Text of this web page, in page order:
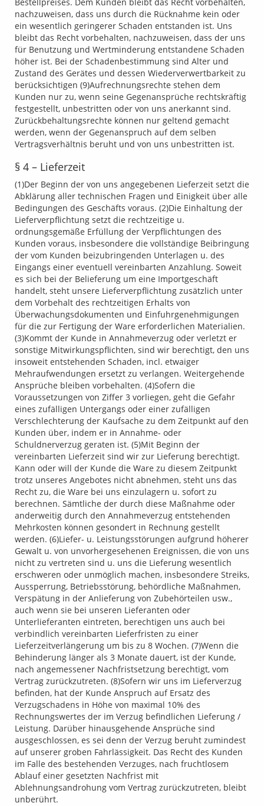
Bestellpreises. Dem Kunden bleibt das Recht vorbehalten,
nachzuweisen, dass uns durch die Rücknahme kein oder
ein wesentlich geringerer Schaden entstanden ist. Uns
bleibt das Recht vorbehalten, nachzuweisen, dass der uns
für Benutzung und Wertminderung entstandene Schaden
höher ist. Bei der Schadenbestimmung sind Alter und
Zustand des Gerätes und dessen Wiederverwertbarkeit zu
berücksichtigen (9)Aufrechnungsrechte stehen dem
Kunden nur zu, wenn seine Gegenansprüche rechtskräftig
festgestellt, unbestritten oder von uns anerkannt sind.
Zurückbehaltungsrechte können nur geltend gemacht
werden, wenn der Gegenanspruch auf dem selben
Vertragsverhältnis beruht und von uns unbestritten ist.
§ 4 – Lieferzeit
(1)Der Beginn der von uns angegebenen Lieferzeit setzt die
Abklärung aller technischen Fragen und Einigkeit über alle
Bedingungen des Geschäfts voraus. (2)Die Einhaltung der
Lieferverpflichtung setzt die rechtzeitige u.
ordnungsgemäße Erfüllung der Verpflichtungen des
Kunden voraus, insbesondere die vollständige Beibringung
der vom Kunden beizubringenden Unterlagen u. des
Eingangs einer eventuell vereinbarten Anzahlung. Soweit
es sich bei der Belieferung um eine Importgeschäft
handelt, steht unsere Lieferverpflichtung zusätzlich unter
dem Vorbehalt des rechtzeitigen Erhalts von
Überwachungsdokumenten und Einfuhrgenehmigungen
für die zur Fertigung der Ware erforderlichen Materialien.
(3)Kommt der Kunde in Annahmeverzug oder verletzt er
sonstige Mitwirkungspflichten, sind wir berechtigt, den uns
insoweit entstehenden Schaden, incl. etwaiger
Mehraufwendungen ersetzt zu verlangen. Weitergehende
Ansprüche bleiben vorbehalten. (4)Sofern die
Voraussetzungen von Ziffer 3 vorliegen, geht die Gefahr
eines zufälligen Untergangs oder einer zufälligen
Verschlechterung der Kaufsache zu dem Zeitpunkt auf den
Kunden über, indem er in Annahme- oder
Schuldnerverzug geraten ist. (5)Mit Beginn der
vereinbarten Lieferzeit sind wir zur Lieferung berechtigt.
Kann oder will der Kunde die Ware zu diesem Zeitpunkt
trotz unseres Angebotes nicht abnehmen, steht uns das
Recht zu, die Ware bei uns einzulagern u. sofort zu
berechnen. Sämtliche der durch diese Maßnahme oder
anderweitig durch den Annahmeverzug entstehenden
Mehrkosten können gesondert in Rechnung gestellt
werden. (6)Liefer- u. Leistungsstörungen aufgrund höherer
Gewalt u. von unvorhergesehenen Ereignissen, die von uns
nicht zu vertreten sind u. uns die Lieferung wesentlich
erschweren oder unmöglich machen, insbesondere Streiks,
Aussperrung, Betriebsstörung, behördliche Maßnahmen,
Verspätung in der Anlieferung von Zubehörteilen usw.,
auch wenn sie bei unseren Lieferanten oder
Unterlieferanten eintreten, berechtigen uns auch bei
verbindlich vereinbarten Lieferfristen zu einer
Lieferzeitverlängerung um bis zu 8 Wochen. (7)Wenn die
Behinderung länger als 3 Monate dauert, ist der Kunde,
nach angemessener Nachfristsetzung berechtigt, vom
Vertrag zurückzutreten. (8)Sofern wir uns im Lieferverzug
befinden, hat der Kunde Anspruch auf Ersatz des
Verzugschadens in Höhe von maximal 10% des
Rechnungswertes der im Verzug befindlichen Lieferung /
Leistung. Darüber hinausgehende Ansprüche sind
ausgeschlossen, es sei denn der Verzug beruht zumindest
auf unserer groben Fahrlässigkeit. Das Recht des Kunden
im Falle des bestehenden Verzuges, nach fruchtlosem
Ablauf einer gesetzten Nachfrist mit
Ablehnungsandrohung vom Vertrag zurückzutreten, bleibt
unberührt.